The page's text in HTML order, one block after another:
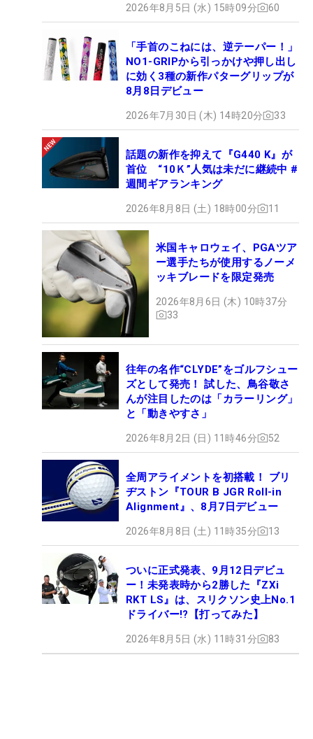
2026年8月5日 (水) 15時09分 60
「手首のこねには、逆テーパー！」
NO1-GRIPから引っかけや押し出し
に効く3種の新作パターグリップが
8月8日デビュー
2026年7月30日 (木) 14時20分 33
話題の新作を抑えて『G440 K』が
首位 “10Ｋ”人気は未だに継続中 #
週間ギアランキング
2026年8月8日 (土) 18時00分 11
米国キャロウェイ、PGAツア
ー選手たちが使用するノーメ
ッキブレードを限定発売
2026年8月6日 (木) 10時37分
33
往年の名作“CLYDE”をゴルフシュー
ズとして発売！ 試した、鳥谷敬さ
んが注目したのは「カラーリング」
と「動きやすさ」
2026年8月2日 (日) 11時46分 52
全周アライメントを初搭載！ ブリ
ヂストン『TOUR B JGR Roll-in
Alignment』、8月7日デビュー
2026年8月8日 (土) 11時35分 13
ついに正式発表、9月12日デビュ
ー！未発表時から2勝した『ZXi
RKT LS』は、スリクソン史上No.1
ドライバー!?【打ってみた】
2026年8月5日 (水) 11時31分 83